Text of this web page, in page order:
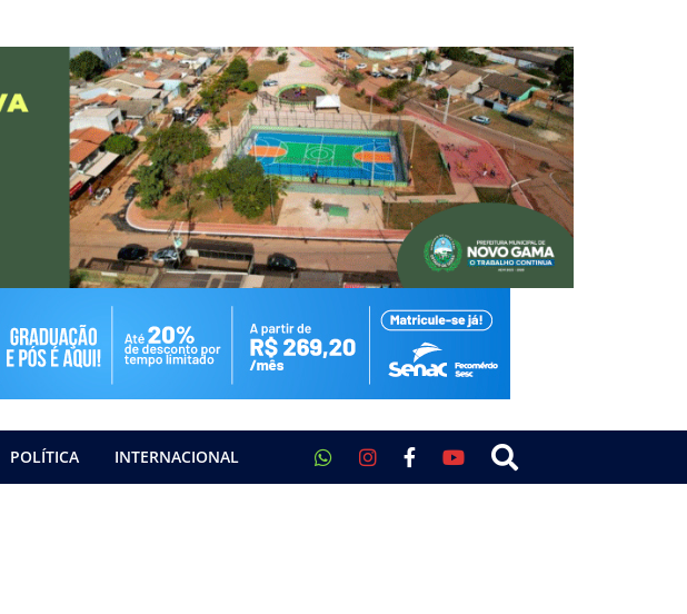
POLÍTICA INTERNACIONAL